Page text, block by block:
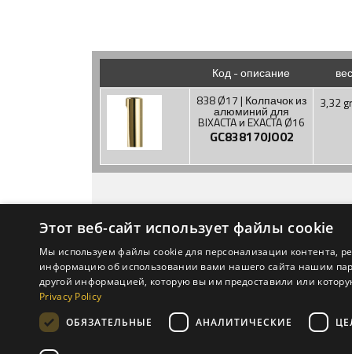
Код - описание вес
838 Ø17 | Колпачок из
алюминий для
BIXACTA и EXACTA Ø16
GC838170JO02
3,32 gr
KОМПАНИЯ
НОВОСТИ
PRIVACY
OTLAV S.P.A
Piave (TV) - Italy
tel. +39 0438 4611 -
Этот веб-сайт использует файлы cookie
Мы используем файлы cookie для персонализации контента,
информацию об использовании вами нашего сайта нашим
другой информацией, которую вы им предоставили или
Privacy Policy
ОБЯЗАТЕЛЬНЫЕ
АНАЛИТИЧЕСКИЕ